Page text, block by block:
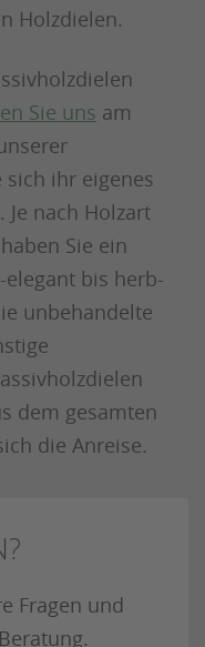
Holzdielen.
Sie uns am
sich ihr eigenes
nach Holzart
Sie ein
elegant bis herb-
unbehandelte
dem gesamten
die Anreise.
Fragen und